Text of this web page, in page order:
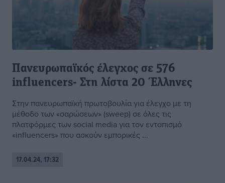
Πανευρωπαϊκός έλεγχος σε 576
influencers- Στη λίστα 20 Έλληνες
Στην πανευρωπαϊκή πρωτοβουλία για έλεγχο με τη
μέθοδο των «σαρώσεων» (sweep) σε όλες τις
πλατφόρμες των social media για τον εντοπισμό
«influencers» που ασκούν εμπορικές ...
17.04.24, 17:32